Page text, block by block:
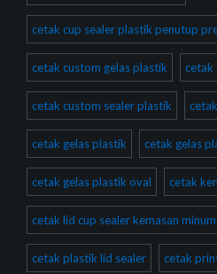
cetak cup sealer plastik penutup
cetak custom gelas plastik cetak
cetak custom sealer plastik
cetak gelas plastik cetak gelas
cetak gelas plastik oval cetak
cetak lid cup sealer kemasan
cetak plastik lid sealer cetak